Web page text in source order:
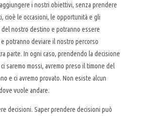
i nostri obiettivi, senza prendere
cioè le occasioni, le opportunità e gli
nostro destino e potranno essere
potranno deviare il nostro percorso
parte. In ogni caso, prendendo la decisione
saremo mossi, avremo preso il timone del
e ci avremo provato. Non esiste alcun
vuole andare.
decisioni. Saper prendere decisioni può